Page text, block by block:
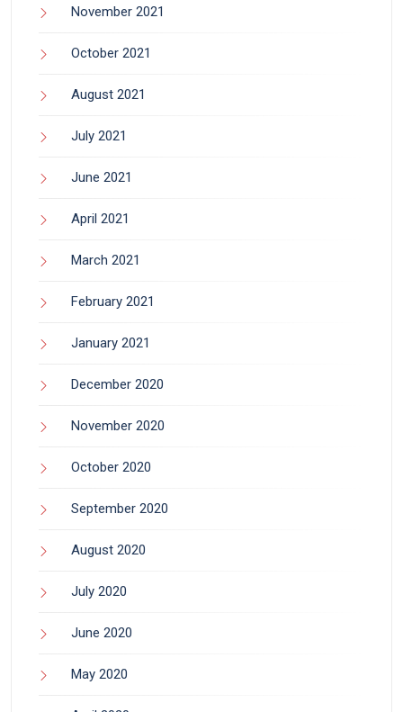
November 2021
October 2021
August 2021
July 2021
June 2021
April 2021
March 2021
February 2021
January 2021
December 2020
November 2020
October 2020
September 2020
August 2020
July 2020
June 2020
May 2020